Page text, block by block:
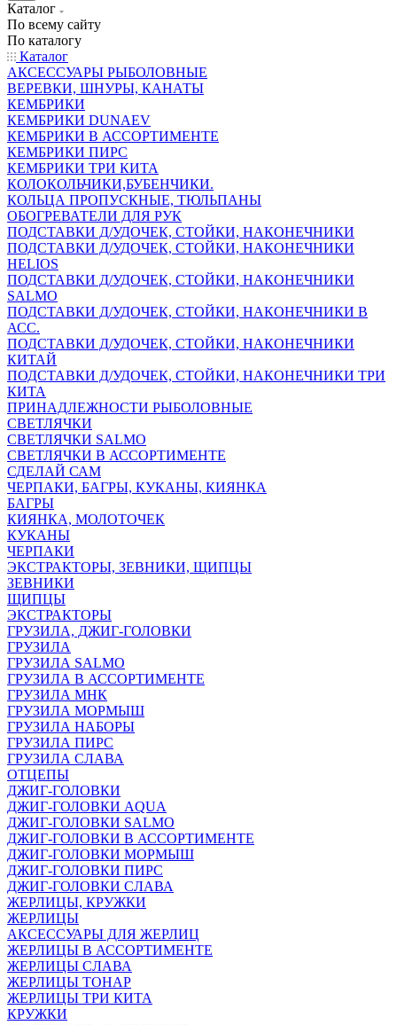
Каталог
По всему сайту
По каталогу
Каталог
АКСЕССУАРЫ РЫБОЛОВНЫЕ
ВЕРЕВКИ, ШНУРЫ, КАНАТЫ
КЕМБРИКИ
КЕМБРИКИ DUNAEV
КЕМБРИКИ В АССОРТИМЕНТЕ
КЕМБРИКИ ПИРС
КЕМБРИКИ ТРИ КИТА
КОЛОКОЛЬЧИКИ,БУБЕНЧИКИ.
КОЛЬЦА ПРОПУСКНЫЕ, ТЮЛЬПАНЫ
ОБОГРЕВАТЕЛИ ДЛЯ РУК
ПОДСТАВКИ Д/УДОЧЕК, СТОЙКИ, НАКОНЕЧНИКИ
ПОДСТАВКИ Д/УДОЧЕК, СТОЙКИ, НАКОНЕЧНИКИ
HELIOS
ПОДСТАВКИ Д/УДОЧЕК, СТОЙКИ, НАКОНЕЧНИКИ
SALMO
ПОДСТАВКИ Д/УДОЧЕК, СТОЙКИ, НАКОНЕЧНИКИ В
АСС.
ПОДСТАВКИ Д/УДОЧЕК, СТОЙКИ, НАКОНЕЧНИКИ
КИТАЙ
ПОДСТАВКИ Д/УДОЧЕК, СТОЙКИ, НАКОНЕЧНИКИ ТРИ
КИТА
ПРИНАДЛЕЖНОСТИ РЫБОЛОВНЫЕ
СВЕТЛЯЧКИ
СВЕТЛЯЧКИ SALMO
СВЕТЛЯЧКИ В АССОРТИМЕНТЕ
СДЕЛАЙ САМ
ЧЕРПАКИ, БАГРЫ, КУКАНЫ, КИЯНКА
БАГРЫ
КИЯНКА, МОЛОТОЧЕК
КУКАНЫ
ЧЕРПАКИ
ЭКСТРАКТОРЫ, ЗЕВНИКИ, ЩИПЦЫ
ЗЕВНИКИ
ЩИПЦЫ
ЭКСТРАКТОРЫ
ГРУЗИЛА, ДЖИГ-ГОЛОВКИ
ГРУЗИЛА
ГРУЗИЛА SALMO
ГРУЗИЛА В АССОРТИМЕНТЕ
ГРУЗИЛА МНК
ГРУЗИЛА МОРМЫШ
ГРУЗИЛА НАБОРЫ
ГРУЗИЛА ПИРС
ГРУЗИЛА СЛАВА
ОТЦЕПЫ
ДЖИГ-ГОЛОВКИ
ДЖИГ-ГОЛОВКИ AQUA
ДЖИГ-ГОЛОВКИ SALMO
ДЖИГ-ГОЛОВКИ В АССОРТИМЕНТЕ
ДЖИГ-ГОЛОВКИ МОРМЫШ
ДЖИГ-ГОЛОВКИ ПИРС
ДЖИГ-ГОЛОВКИ СЛАВА
ЖЕРЛИЦЫ, КРУЖКИ
ЖЕРЛИЦЫ
АКСЕССУАРЫ ДЛЯ ЖЕРЛИЦ
ЖЕРЛИЦЫ В АССОРТИМЕНТЕ
ЖЕРЛИЦЫ СЛАВА
ЖЕРЛИЦЫ ТОНАР
ЖЕРЛИЦЫ ТРИ КИТА
КРУЖКИ